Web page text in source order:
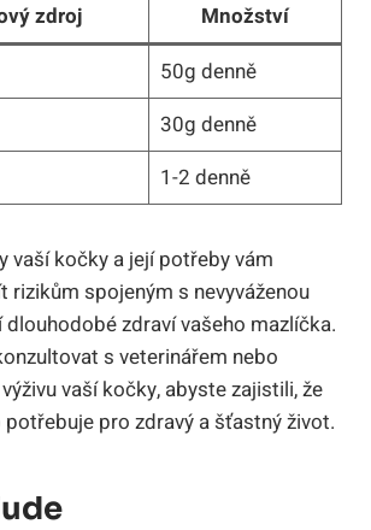
zdroj
Množství
50g denně
30g denně
1-2 denně
vaší kočky a její potřeby vám
rizikům spojeným s nevyváženou
zdraví vašeho mazlíčka.
s veterinářem nebo
vaší kočky, abyste zajistili, že
pro zdravý a šťastný život.